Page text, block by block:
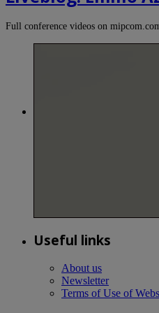
Full conference videos on
Useful links
About us
Newsletter
Terms of Use of